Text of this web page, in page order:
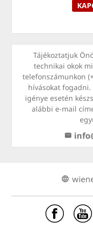
Tájékoztatjuk
technikai okok
telefonszámunkon
hívásokat
igénye esetén
alábbi e-mail